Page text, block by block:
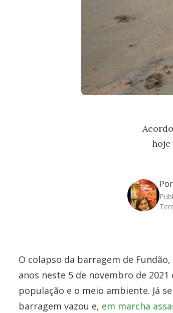
hoje
Por
O colapso da barragem de
anos neste 5 de novembro de
população e o meio ambiente. Já
barragem vazou e, em marcha